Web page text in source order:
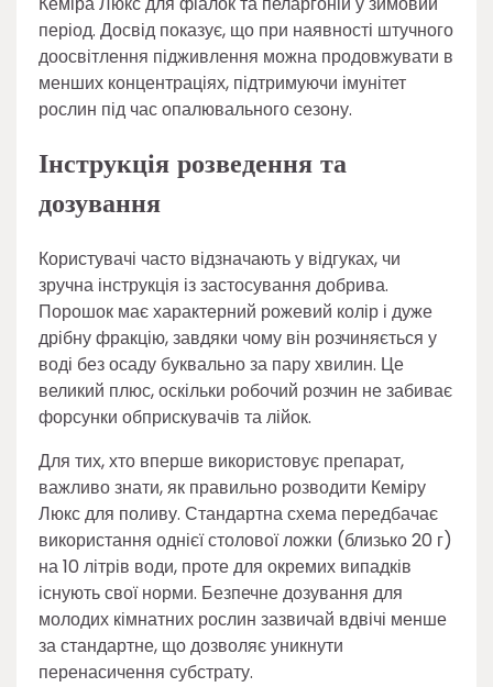
період. Досвід показує, що при наявності штучного
доосвітлення підживлення можна продовжувати в
менших концентраціях, підтримуючи імунітет
рослин під час опалювального сезону.
Інструкція розведення та
дозування
Користувачі часто відзначають у відгуках, чи
зручна інструкція із застосування добрива.
Порошок має характерний рожевий колір і дуже
дрібну фракцію, завдяки чому він розчиняється у
воді без осаду буквально за пару хвилин. Це
великий плюс, оскільки робочий розчин не забиває
форсунки обприскувачів та лійок.
Для тих, хто вперше використовує препарат,
важливо знати, як правильно розводити Кеміру
Люкс для поливу. Стандартна схема передбачає
використання однієї столової ложки (близько 20 г)
на 10 літрів води, проте для окремих випадків
існують свої норми. Безпечне дозування для
молодих кімнатних рослин зазвичай вдвічі менше
за стандартне, що дозволяє уникнути
перенасичення субстрату.